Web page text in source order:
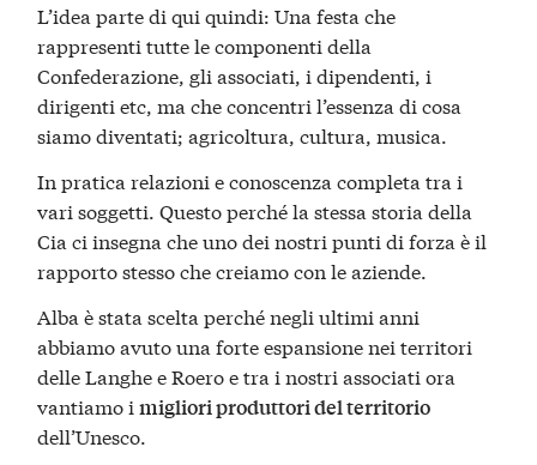
L’idea parte di qui quindi: Una festa che
rappresenti tutte le componenti della
Confederazione, gli associati, i dipendenti, i
dirigenti etc, ma che concentri l’essenza di cosa
siamo diventati; agricoltura, cultura, musica.
In pratica relazioni e conoscenza completa tra i
vari soggetti. Questo perché la stessa storia della
Cia ci insegna che uno dei nostri punti di forza è il
rapporto stesso che creiamo con le aziende.
Alba è stata scelta perché negli ultimi anni
abbiamo avuto una forte espansione nei territori
delle Langhe e Roero e tra i nostri associati ora
vantiamo imigliori produttori del territorio
dell’Unesco.